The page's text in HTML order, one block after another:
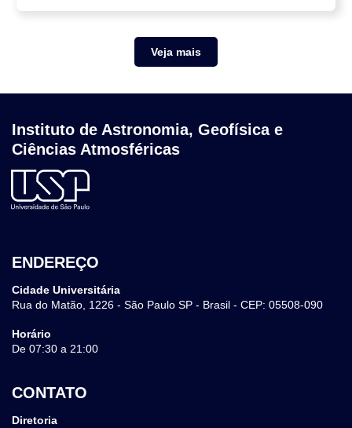
Veja mais
Instituto de Astronomia, Geofísica e
Ciências Atmosféricas
ENDEREÇO
Cidade Universitária
Rua do Matão, 1226 - São Paulo SP - Brasil - CEP: 05508-090
Horário
De 07:30 a 21:00
CONTATO
Diretoria